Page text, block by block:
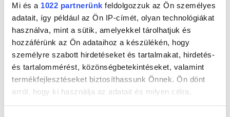
Mi és a 1022 partnerünk feldolgozzuk az Ön személyes
adatait, így például az Ön IP-címét, olyan technológiákat
használva, mint a sütik, amelyekkel tárolhatjuk és
hozzáférünk az Ön adataihoz a készülékén, hogy
személyre szabott hirdetéseket és tartalmakat, hirdetés-
és tartalommérést, közönségbetekintéseket, valamint
termékfejlesztéseket biztosíthassunk Önnek. Ön dönt
arról, hogy ki használja az adatait és milyen célra.
250ml-es flakon
ILLATOK
tea
TOVÁBBI ELÉRHETŐ ILLATOK
Mandulatej és
Méhpempő
Grapefruit és
Zöld citrom